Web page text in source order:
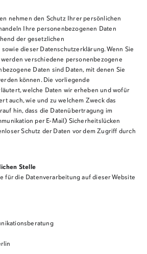
nehmen den Schutz Ihrer persönlichen
Ihre personenbezogenen Daten
der gesetzlichen
dieser Datenschutzerklärung. Wenn Sie
verschiedene personenbezogene
Daten sind Daten, mit denen Sie
können. Die vorliegende
welche Daten wir erheben und wofür
auch, wie und zu welchem Zweck das
hin, dass die Datenübertragung im
per E-Mail) Sicherheitslücken
Schutz der Daten vor dem Zugriff durch
Stelle
für die Datenverarbeitung auf dieser Website